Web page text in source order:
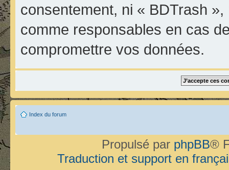
consentement, ni « BDTrash
comme responsables en cas
compromettre vos données.
Index du forum
Propulsé par phpBB®
Traduction et support en